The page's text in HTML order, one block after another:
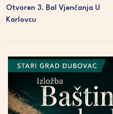
Otvoren 3. Bal Vjenčanja U
Karlovcu